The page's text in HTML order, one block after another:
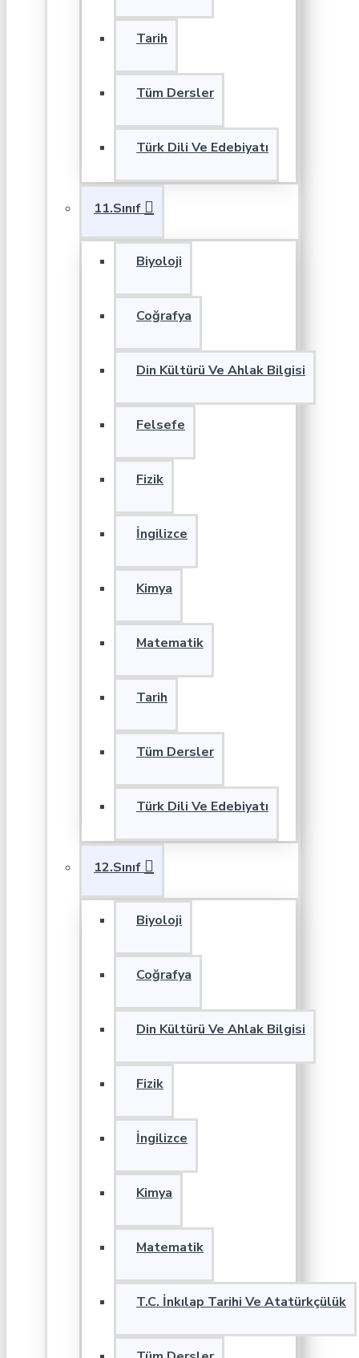
Tarih
Tüm Dersler
Türk Dili Ve Edebiyatı
11.Sınıf
Biyoloji
Coğrafya
Din Kültürü Ve Ahlak Bilgisi
Felsefe
Fizik
İngilizce
Kimya
Matematik
Tarih
Tüm Dersler
Türk Dili Ve Edebiyatı
12.Sınıf
Biyoloji
Coğrafya
Din Kültürü Ve Ahlak Bilgisi
Fizik
İngilizce
Kimya
Matematik
T.C. İnkılap Tarihi Ve Atatürkçülük